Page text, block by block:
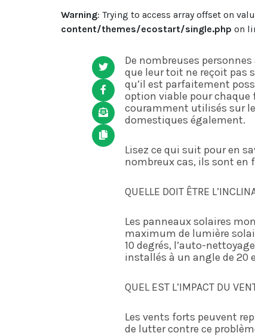
Warning: Trying to access array offset on
content/themes/ecostart/single.php on
De nombreuses
que leur toit ne reçoit pas
qu’il est parfaitement
option viable pour
couramment utilisés sur
domestiques également.
Lisez ce qui suit pour en
nombreux cas, ils sont en
QUELLE DOIT ÊTRE
Les panneaux solaires
maximum de lumière
10 degrés, l’auto-
installés à un angle de 20
QUEL EST L’IMPACT DU
Les vents forts peuvent
de lutter contre ce